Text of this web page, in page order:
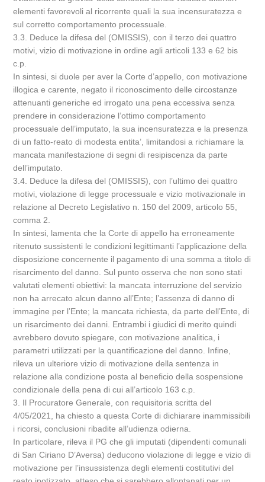
elementi favorevoli al ricorrente quali la sua incensuratezza e
sul corretto comportamento processuale.
3.3. Deduce la difesa del (OMISSIS), con il terzo dei quattro
motivi, vizio di motivazione in ordine agli articoli 133 e 62 bis
c.p.
In sintesi, si duole per aver la Corte d’appello, con motivazione
illogica e carente, negato il riconoscimento delle circostanze
attenuanti generiche ed irrogato una pena eccessiva senza
prendere in considerazione l’ottimo comportamento
processuale dell’imputato, la sua incensuratezza e la presenza
di un fatto-reato di modesta entita’, limitandosi a richiamare la
mancata manifestazione di segni di resipiscenza da parte
dell’imputato.
3.4. Deduce la difesa del (OMISSIS), con l’ultimo dei quattro
motivi, violazione di legge processuale e vizio motivazionale in
relazione al Decreto Legislativo n. 150 del 2009, articolo 55,
comma 2.
In sintesi, lamenta che la Corte di appello ha erroneamente
ritenuto sussistenti le condizioni legittimanti l’applicazione della
disposizione concernente il pagamento di una somma a titolo di
risarcimento del danno. Sul punto osserva che non sono stati
valutati elementi obiettivi: la mancata interruzione del servizio
non ha arrecato alcun danno all’Ente; l’assenza di danno di
immagine per l’Ente; la mancata richiesta, da parte dell’Ente, di
un risarcimento dei danni. Entrambi i giudici di merito quindi
avrebbero dovuto spiegare, con motivazione analitica, i
parametri utilizzati per la quantificazione del danno. Infine,
rileva un ulteriore vizio di motivazione della sentenza in
relazione alla condizione posta al beneficio della sospensione
condizionale della pena di cui all’articolo 163 c.p.
3. Il Procuratore Generale, con requisitoria scritta del
4/05/2021, ha chiesto a questa Corte di dichiarare inammissibili
i ricorsi, conclusioni ribadite all’udienza odierna.
In particolare, rileva il PG che gli imputati (dipendenti comunali
di San Ciriano D’Aversa) deducono violazione di legge e vizio di
motivazione per l’insussistenza degli elementi costitutivi del